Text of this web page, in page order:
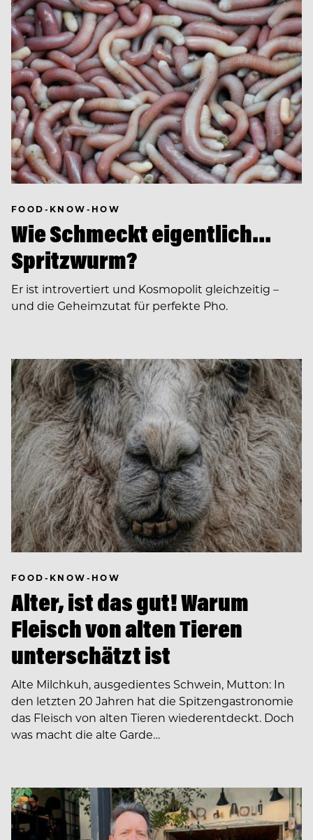
FOOD-KNOW-HOW
Wie Schmeckt eigentlich…
Spritzwurm?
Er ist introvertiert und Kosmopolit gleichzeitig –
und die Geheimzutat für perfekte Pho.
FOOD-KNOW-HOW
Alter, ist das gut! Warum
Fleisch von alten Tieren
unterschätzt ist
Alte Milchkuh, ausgedientes Schwein, Mutton: In
den letzten 20 Jahren hat die Spitzengastronomie
das Fleisch von alten Tieren wiederentdeckt. Doch
was macht die alte Garde…